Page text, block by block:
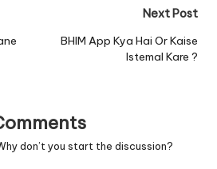
Next Post
BHIM App Kya Hai Or Kaise
Istemal Kare ?
don’t you start the discussion?